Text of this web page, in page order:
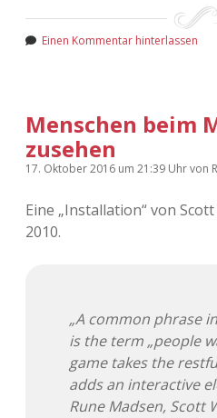
Einen Kommentar hinterlassen
Menschen beim
zusehen
17. Oktober 2016 um 21:39 Uhrvon
Eine „Installation“ von
2010.
„A common phrase
is the term „people
game takes the
adds an interactive
Rune Madsen, Scott